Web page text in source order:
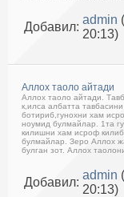
Добавил:
admin
20:13)
Аллох таоло айтади
Аллох таоло айтади.
к,илса албатта
ботириб,гунохни хам
ноумид булмайлар. 1та
килишни хам исроф
булмайлар. Зеро Аллох
булган зот. Аллох
Добавил:
admin
20:13)